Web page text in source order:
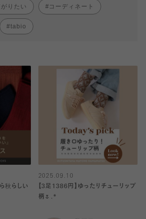
りたい コーディネート
tabio
秋らしい
2025.09.10
【3足1386円】ゆったりチューリップ
柄🌷.*